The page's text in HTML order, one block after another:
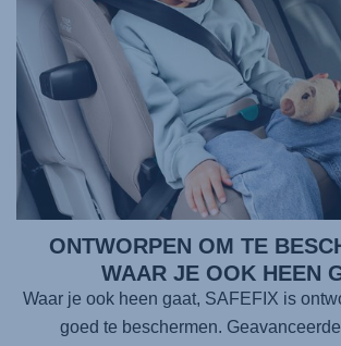
ONTWORPEN OM TE
WAAR JE OOK HEEN
Waar je ook heen gaat, SAFEFIX is
goed te beschermen.